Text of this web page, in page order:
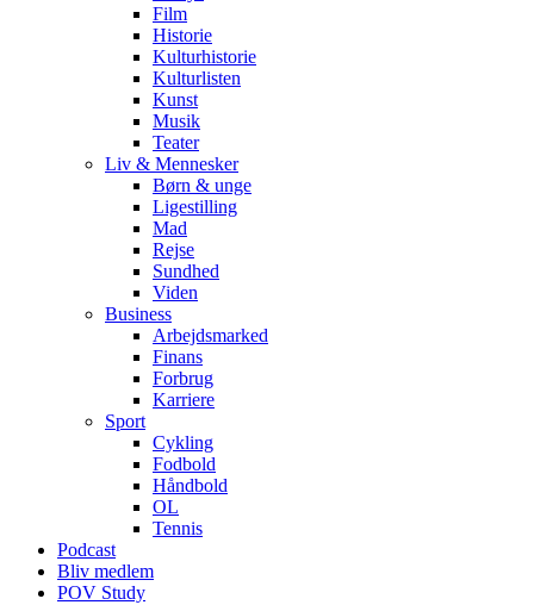
Film
Historie
Kulturhistorie
Kulturlisten
Kunst
Musik
Teater
Liv & Mennesker
Børn & unge
Ligestilling
Mad
Rejse
Sundhed
Viden
Business
Arbejdsmarked
Finans
Forbrug
Karriere
Sport
Cykling
Fodbold
Håndbold
OL
Tennis
Podcast
Bliv medlem
POV Study